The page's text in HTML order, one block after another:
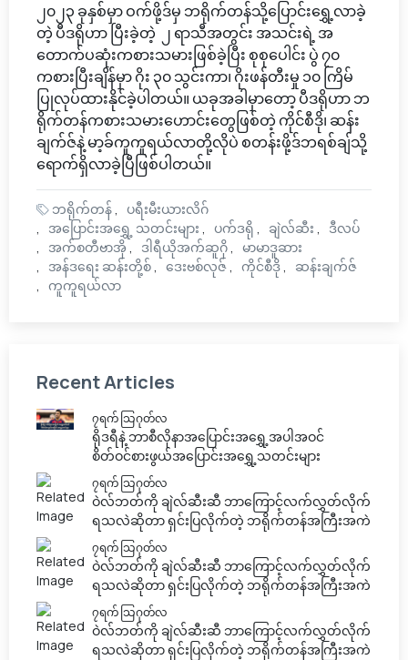
၂၀၂၃ ခုနှစ်မှာ ဝက်ဖို့ဒ်မှ ဘရိုက်တန်သို့ပြောင်းရွှေ့လာခဲ့
တဲ့ ပီဒရိုဟာ ပြီးခဲ့တဲ့ ၂ ရာသီအတွင်း အသင်းရဲ့ အ
တောက်ပဆုံးကစားသမားဖြစ်ခဲ့ပြီး စုစုပေါင်း ပွဲ ၇၀
ကစားပြီးချိန်မှာ ဂိုး ၃၀ သွင်းကာ၊ ဂိုးဖန်တီးမှု ၁၀ ကြိမ်
ပြုလုပ်ထားနိုင်ခဲ့ပါတယ်။ ယခုအခါမှာတော့ ပီဒရိုဟာ ဘ
ရိုက်တန်ကစားသမားဟောင်းတွေဖြစ်တဲ့ ကိုင်စီဒို၊ ဆန်း
ချက်ဇ်နဲ့ မာ့ခ်ကူကူရယ်လာတို့လိုပဲ စတန်းဖို့ဒ်ဘရစ်ချ်သို့
ရောက်ရှိလာခဲ့ပြီဖြစ်ပါတယ်။
ဘရိုက်တန်
ပရီးမီးယားလိဂ်
အပြောင်းအရွှေ့ သတင်းများ
ပက်ဒရို ချဲလ်ဆီး
ဒီလပ်
အက်စတီဗာအို
ဒါရီယိုအက်ဆူဂို
မာမာဒူဆား
အန်ဒရေး ဆန်းတို့စ်
ဒေးဗစ်လုဇ် ကိုင်စီဒို
ဆန်းချက်ဇ်
ကူကူရယ်လာ
Recent Articles
၇ရက် သြဂုတ်လ
ရိုဒရီနဲ့ ဘာစီလိုနာအပြောင်းအရွှေ့အပါအဝင်
စိတ်ဝင်စားဖွယ်အပြောင်းအရွှေ့သတင်းများ
၇ရက် သြဂုတ်လ
ဝဲလ်ဘတ်ကို ချဲလ်ဆီးဆီ ဘာကြောင့်လက်လွှတ်လိုက်
ရသလဲဆိုတာ ရှင်းပြလိုက်တဲ့ ဘရိုက်တန်အကြီးအကဲ
၇ရက် သြဂုတ်လ
ဝဲလ်ဘတ်ကို ချဲလ်ဆီးဆီ ဘာကြောင့်လက်လွှတ်လိုက်
ရသလဲဆိုတာ ရှင်းပြလိုက်တဲ့ ဘရိုက်တန်အကြီးအကဲ
၇ရက် သြဂုတ်လ
ဝဲလ်ဘတ်ကို ချဲလ်ဆီးဆီ ဘာကြောင့်လက်လွှတ်လိုက်
ရသလဲဆိုတာ ရှင်းပြလိုက်တဲ့ ဘရိုက်တန်အကြီးအကဲ